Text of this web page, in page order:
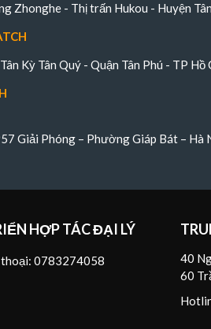
Zhonghe - Thị trấn Hukou - Huyện
Kỳ Tân Quý - Quận Tân Phú - TP Hồ
Giải Phóng – Phường Giáp Bát – Hà
HỢP TÁC ĐẠI LÝ
thoại: 0783274058
40
60